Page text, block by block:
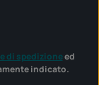
di spedizioneed
indicato.